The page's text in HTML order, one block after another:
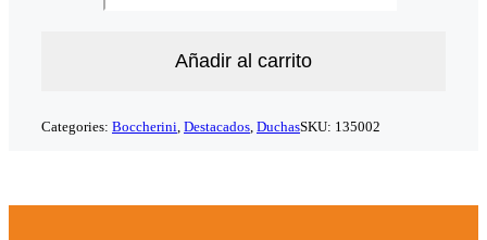
Añadir al carrito
Categories: Boccherini, Destacados, DuchasSKU: 135002